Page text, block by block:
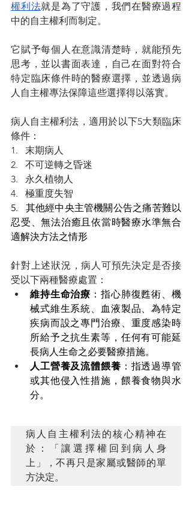
權利法就是為了守護，我們在醫療過程
中的自主權利而制定。
它賦予每個人在意識清楚時，就能預先
思考，並以書面表達，自己在面對符合
特定臨床條件時的醫療選擇，並透過病
人自主權專法保障這些選擇得以落實。
病人自主權利法，適用於以下5大類臨床
條件：
1.   末期病人
2.   不可逆轉之昏迷
3.   永久植物人
4.   極重度失智
5.   其他經中央主管機關公告之痛苦難以
忍受、無法治癒且依當時醫療水準無合
適解決方法之情形
針對上述狀況，病人可預先決定是否接
受以下兩種醫療處置：
維持生命治療 ：指心肺復甦術、機
械式維生系統、血液製品、為特定
疾病而設之專門治療、重度感染時
所給予之抗生素等，任何有可能延
長病人生命之必要醫療措施。
人工營養及流體餵養 ：指透過導管
或其他侵入性措施，餵養食物與水
分。
病人自主權利法的核心精神在
於：「讓選擇權回到病人身
上」，不再只是家屬或醫師的單
方決定。